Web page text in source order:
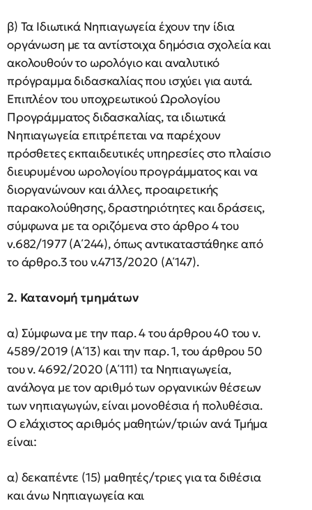
β) Τα Ιδιωτικά Νηπιαγωγεία έχουν την ίδια
οργάνωση με τα αντίστοιχα δημόσια σχολεία και
ακολουθούν το ωρολόγιο και αναλυτικό
πρόγραμμα διδασκαλίας που ισχύει για αυτά.
Επιπλέον του υποχρεωτικού Ωρολογίου
Προγράμματος διδασκαλίας, τα ιδιωτικά
Νηπιαγωγεία επιτρέπεται να παρέχουν
πρόσθετες εκπαιδευτικές υπηρεσίες στο πλαίσιο
διευρυμένου ωρολογίου προγράμματος και να
διοργανώνουν και άλλες, προαιρετικής
παρακολούθησης, δραστηριότητες και δράσεις,
σύμφωνα με τα οριζόμενα στο άρθρο 4 του
ν.682/1977 (Α΄244), όπως αντικαταστάθηκε από
το άρθρο.3 του ν.4713/2020 (Α΄147).
2. Κατανομή τμημάτων
α) Σύμφωνα με την παρ. 4 του άρθρου 40 του ν.
4589/2019 (Α΄13) και την παρ. 1, του άρθρου 50
του ν. 4692/2020 (Α΄111) τα Νηπιαγωγεία,
ανάλογα με τον αριθμό των οργανικών θέσεων
των νηπιαγωγών, είναι μονοθέσια ή πολυθέσια.
Ο ελάχιστος αριθμός μαθητών/τριών ανά Τμήμα
είναι:
α) δεκαπέντε (15) μαθητές/τριες για τα διθέσια
και άνω Νηπιαγωγεία και